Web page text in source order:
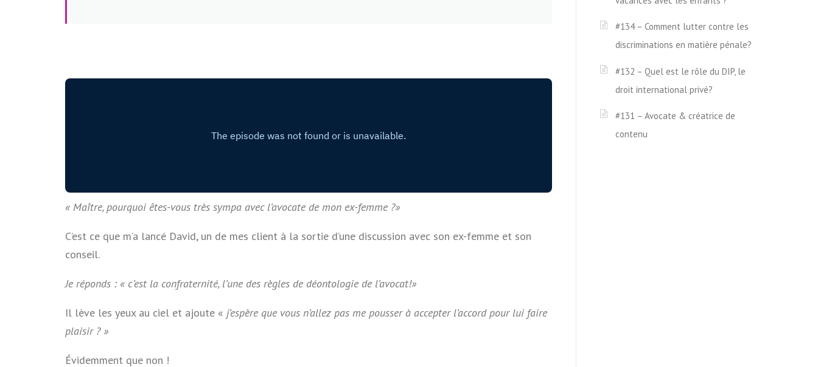
« Maître, pourquoi êtes-vous très sympa avec l’avocate de mon ex-femme ?»
C’est ce que m’a lancé David, un de mes client à la sortie d’une discussion avec son ex-femme et son
conseil.
Je réponds : « c’est la confraternité, l’une des règles de déontologie de l’avocat!»
Il lève les yeux au ciel et ajoute « j’espère que vous n’allez pas me pousser à accepter l’accord pour lui faire
plaisir ? »
Évidemment que non !
#134 – Comment lutter contre les
discriminations en matière pénale?
#132 – Quel est le rôle du DIP, le
droit international privé?
#131 – Avocate & créatrice de
contenu